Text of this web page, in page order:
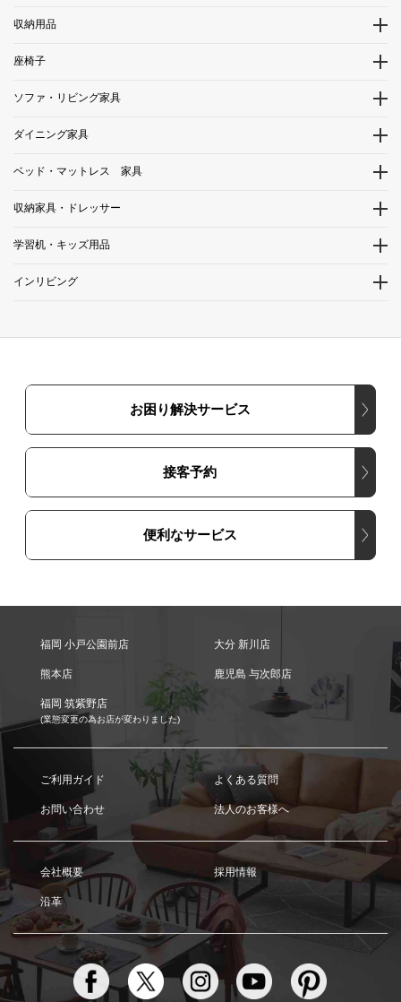
収納用品
座椅子
ソファ・リビング家具
ダイニング家具
ベッド・マットレス 家具
収納家具・ドレッサー
学習机・キッズ用品
インリビング
お困り解決サービス
接客予約
便利なサービス
福岡 小戸公園前店 大分 新川店
熊本店 鹿児島 与次郎店
福岡 筑紫野店
(業態変更の為お店が変わりました)
ご利用ガイド よくある質問
お問い合わせ 法人のお客様へ
会社概要 採用情報
沿革